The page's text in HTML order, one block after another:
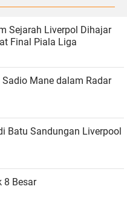
Sejarah Liverpol Dihajar
Final Piala Liga
Mane dalam Radar
Batu Sandungan Liverpool
8 Besar